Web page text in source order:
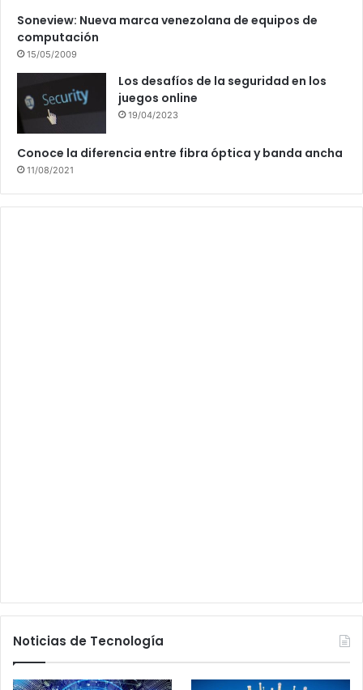
Soneview: Nueva marca venezolana de equipos de
computación
15/05/2009
Los desafíos de la seguridad en los
juegos online
19/04/2023
Conoce la diferencia entre fibra óptica y banda ancha
11/08/2021
Noticias de Tecnología